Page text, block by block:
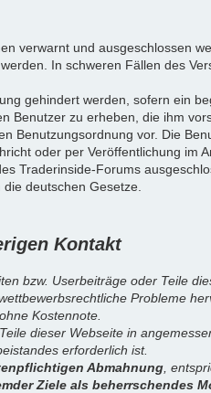
verwarnt und ausgeschlossen
In schweren Fällen des
gehindert werden, sofern ein
Benutzer zu erheben, die ihm
Benutzungsordnung vor. Die
oder per Veröffentlichung im
Traderinside-Forums
deutschen Gesetze.
Kontakt
bzw. Userbeiträge oder Teile
Probleme
Kostennote.
dieser Webseite in
erforderlich ist.
Abmahnung ,
Ziele als beherrschendes